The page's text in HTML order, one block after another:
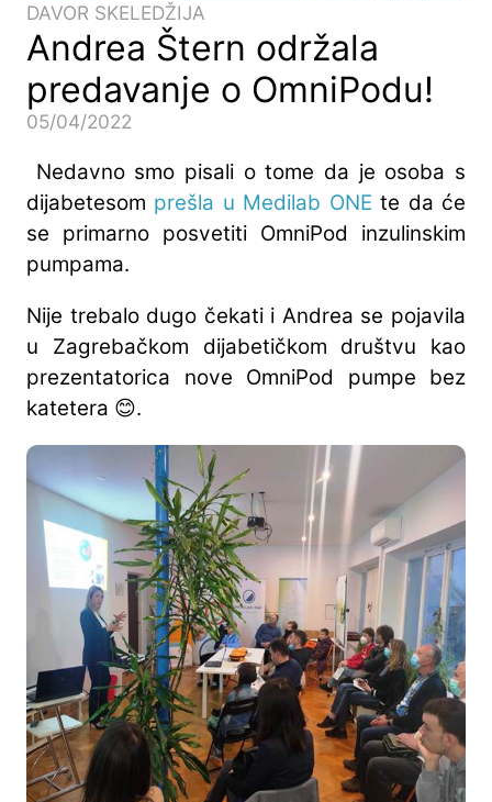
DAVOR SKELEDŽIJA
Andrea Štern održala
predavanje o OmniPodu!
05/04/2022
Nedavno smo pisali o tome da je osoba s
dijabetesom prešla u Medilab ONE te da će
se primarno posvetiti OmniPod inzulinskim
pumpama.
Nije trebalo dugo čekati i Andrea se pojavila
u Zagrebačkom dijabetičkom društvu kao
prezentatorica nove OmniPod pumpe bez
katetera 😊.